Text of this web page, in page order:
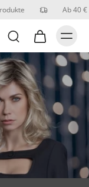
Ab 40 €